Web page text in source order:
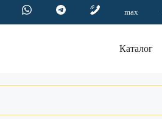
max
Каталог